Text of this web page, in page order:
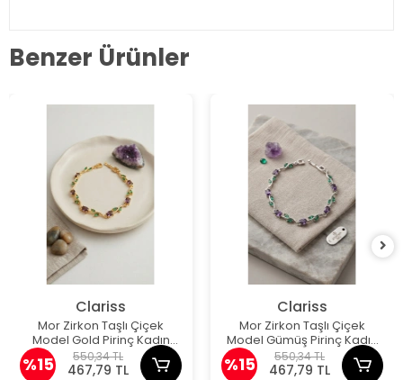
Benzer Ürünler
Clariss
Mor Zirkon Taşlı Çiçek
Model Gold Pirinç Kadın
Bileklik
%15 550,34 TL
467,79 TL
Clariss
Mor Zirkon Taşlı Çiçek
Model Gümüş Pirinç Kadın
Bileklik
%15 550,34 TL
467,79 TL